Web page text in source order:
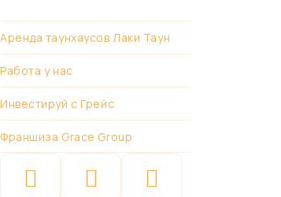
Аренда таунхаусов Лаки Таун
Работа у нас
Инвестируй с Грейс
Франшиза Grace Group